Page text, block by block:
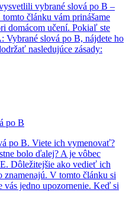
vybrané slová po B –
článku vám prinášame
domácom učení. Pokiaľ ste
slová po B, nájdete ho
nasledujúce zásady:
po B
po B. Viete ich vymenovať?
bolo ďalej? A je vôbec
Dôležitejšie ako vedieť ich
V tomto článku si
vás jedno upozornenie. Keď si